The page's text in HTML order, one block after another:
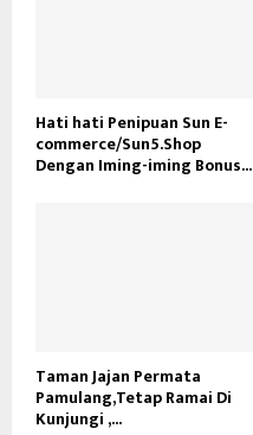
Hati hati Penipuan Sun E-
commerce/Sun5.Shop
Dengan Iming-iming Bonus...
Taman Jajan Permata
Pamulang,Tetap Ramai Di
Kunjungi ,...